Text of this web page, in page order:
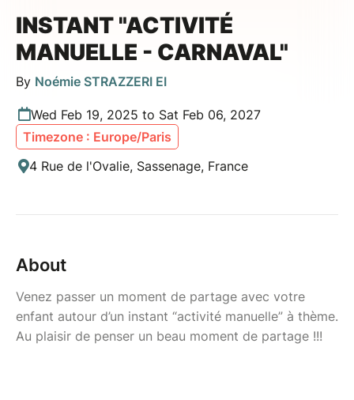
INSTANT "ACTIVITÉ
MANUELLE - CARNAVAL"
By Noémie STRAZZERI EI
Wed Feb 19, 2025 to Sat Feb 06, 2027
Timezone : Europe/Paris
4 Rue de l'Ovalie, Sassenage, France
About
Venez passer un moment de partage avec votre
enfant autour d’un instant “activité manuelle” à thème.
Au plaisir de penser un beau moment de partage !!!